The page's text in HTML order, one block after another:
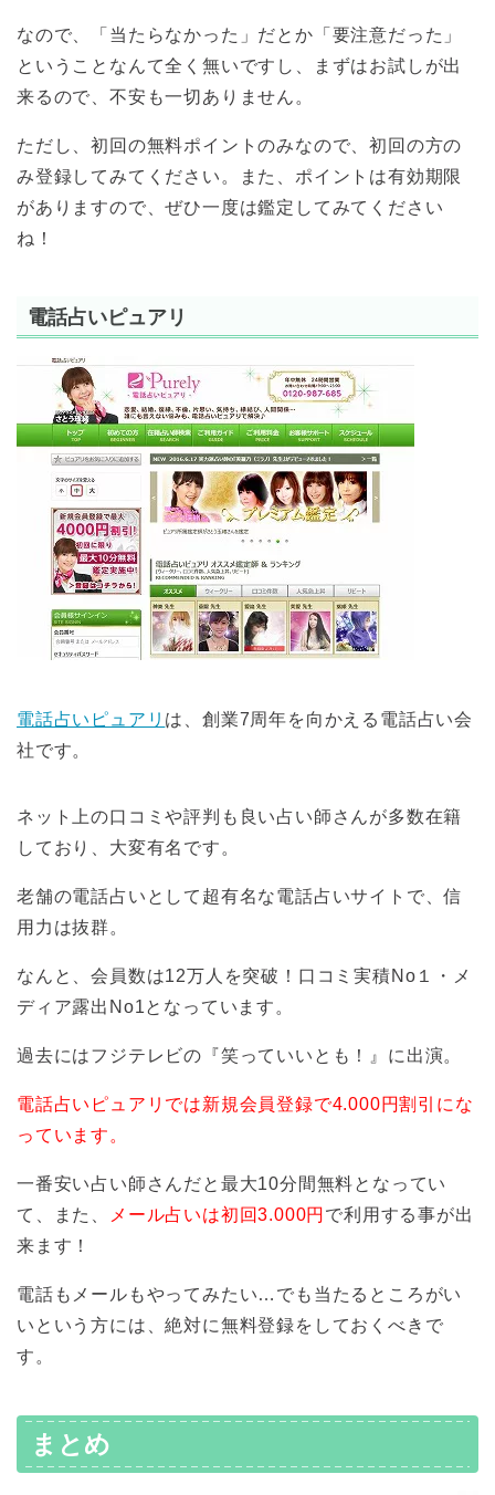
なので、「当たらなかった」だとか「要注意だった」
ということなんて全く無いですし、まずはお試しが出
来るので、不安も一切ありません。
ただし、初回の無料ポイントのみなので、初回の方の
み登録してみてください。また、ポイントは有効期限
がありますので、ぜひ一度は鑑定してみてください
ね！
電話占いピュアリ
電話占いピュアリ は、創業7周年を向かえる電話占い会
社です。
ネット上の口コミや評判も良い占い師さんが多数在籍
しており、大変有名です。
老舗の電話占いとして超有名な電話占いサイトで、信
用力は抜群。
なんと、会員数は12万人を突破！口コミ実積No１・メ
ディア露出No1となっています。
過去にはフジテレビの『笑っていいとも！』に出演。
電話占いピュアリでは新規会員登録で4.000円割引にな
っています。
一番安い占い師さんだと最大10分間無料となってい
て、また、
メール占いは初回3.000円 で利用する事が出
来ます！
電話もメールもやってみたい…でも当たるところがい
いという方には、絶対に無料登録をしておくべきで
す。
まとめ